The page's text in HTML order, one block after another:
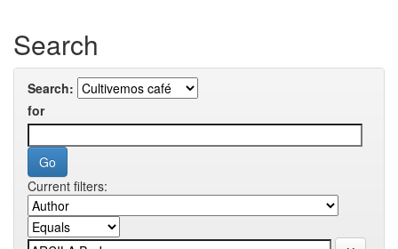
Search
Search:
for
Current filters: